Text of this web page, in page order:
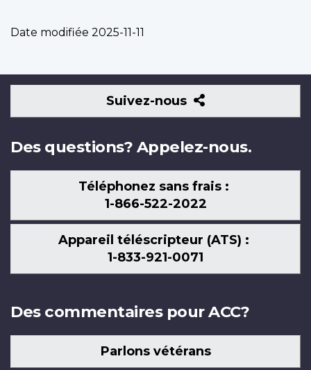
Date modifiée 2025-11-11
Suivez-nous
Suivez-
nous
Des questions? Appelez-nous.
Téléphonez sans frais :
1-866-522-2022
Appareil téléscripteur (ATS) :
1-833-921-0071
Des commentaires pour ACC?
Parlons vétérans